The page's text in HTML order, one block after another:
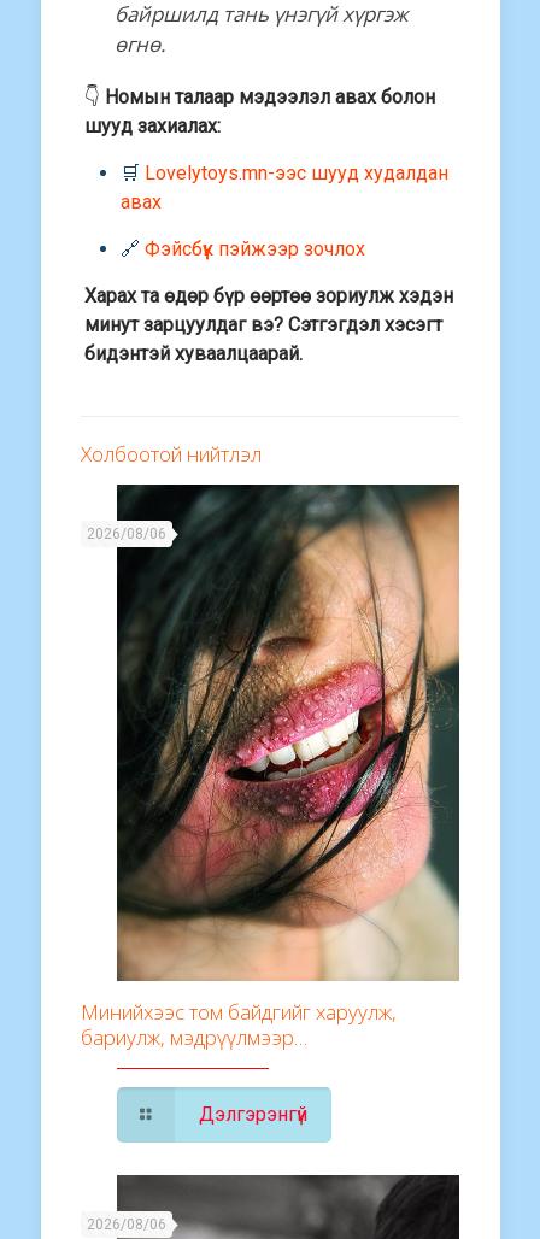
байршилд тань үнэгүй хүргэж
өгнө.
👇 Номын талаар мэдээлэл авах болон
шууд захиалах:
🛒 Lovelytoys.mn-ээс шууд худалдан
авах
🔗Фэйсбүүк пэйжээр зочлох
Харах та өдөр бүр өөртөө зориулж хэдэн
минут зарцуулдаг вэ? Сэтгэгдэл хэсэгт
бидэнтэй хуваалцаарай.
Холбоотой нийтлэл
2026/08/06
Минийхээс том байдгийг харуулж,
бариулж, мэдрүүлмээр…
Дэлгэрэнгүй
2026/08/06